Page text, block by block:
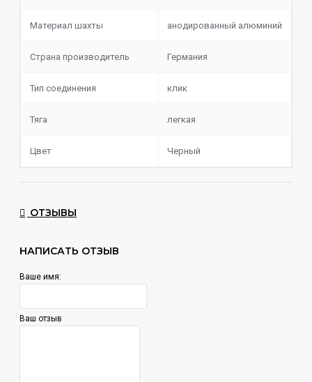
Материал шахты анодированный алюминий
Страна производитель Германия
Тип соединения клик
Тяга легкая
Цвет Черный
ОТЗЫВЫ
НАПИСАТЬ ОТЗЫВ
Ваше имя:
Ваш отзыв